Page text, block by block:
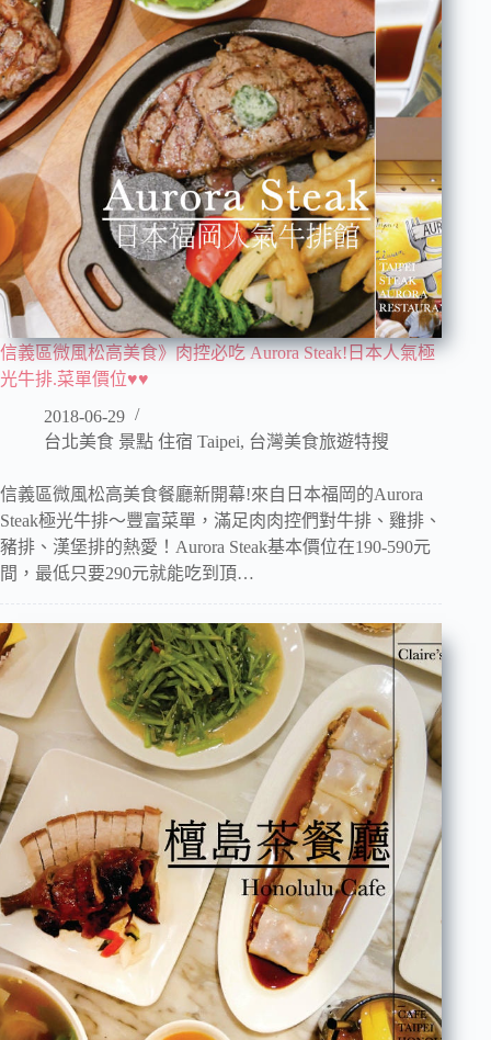
信義區微風松高美食》肉控必吃 Aurora Steak!日本人氣極
光牛排.菜單價位♥♥
2018-06-29
台北美食 景點 住宿 Taipei, 台灣美食旅遊特搜
信義區微風松高美食餐廳新開幕!來自日本福岡的Aurora
Steak極光牛排～豐富菜單，滿足肉肉控們對牛排、雞排、
豬排、漢堡排的熱愛！Aurora Steak基本價位在190-590元
間，最低只要290元就能吃到頂…